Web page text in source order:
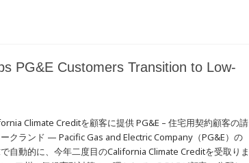
PG&E Customers Transition to Low-
Climate Creditを顧客に提供 PG&E – 住宅用契約顧客の請
クランド — Pacific Gas and Electric Company（PG&E）の
自動的に、今年二度目のCalifornia Climate Creditを受取りま